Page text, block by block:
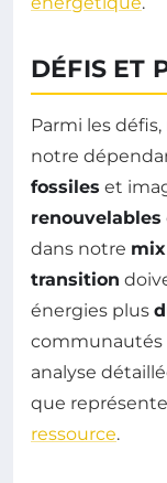
DÉFIS ET
Parmi les
notre
fossiles et
renouvelables
dans notre
transition
énergies plus
communautés
analyse
que
ressource.